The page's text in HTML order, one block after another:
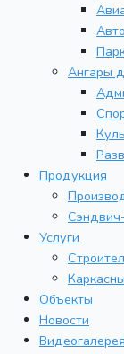
Ангары
Продукция
Услуги
Объекты
Новости
Видеогалерея